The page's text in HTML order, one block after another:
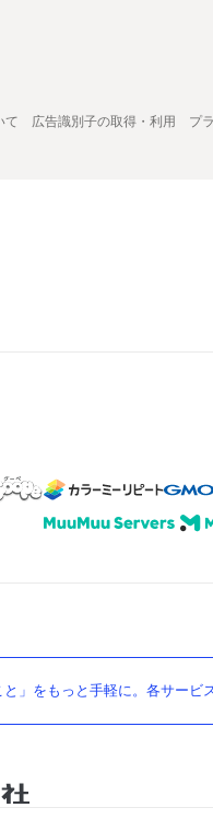
て 広告識別子の取得・利用 プ
」をもっと手軽に。各サービ